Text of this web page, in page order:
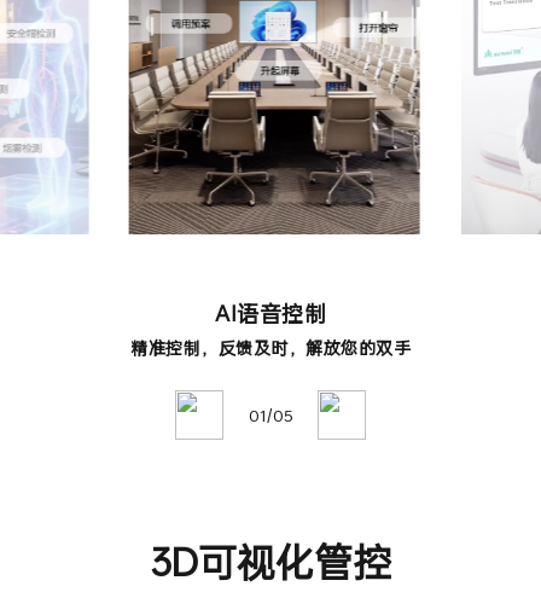
AI语音控制
精准控制，反馈及时，解放您的双手
01/05
3D可视化管控